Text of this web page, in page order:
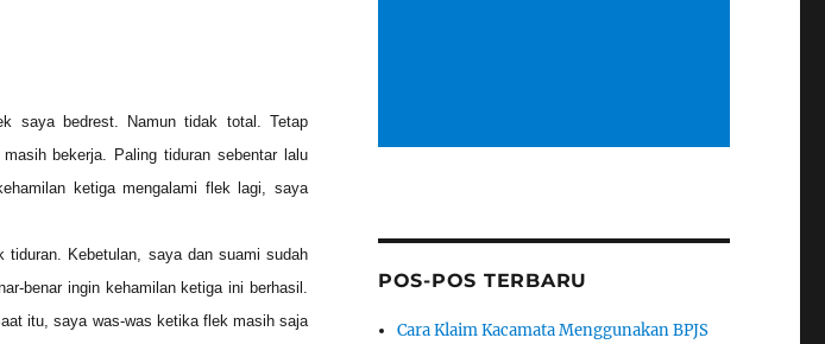
saya bedrest. Namun tidak total. Tetap
bekerja. Paling tiduran sebentar lalu
ketiga mengalami flek lagi, saya
tiduran. Kebetulan, saya dan suami sudah
benar ingin kehamilan ketiga ini berhasil.
itu, saya was-was ketika flek masih saja
POS-POS TERBARU
Cara Klaim Kacamata Menggunakan BPJS